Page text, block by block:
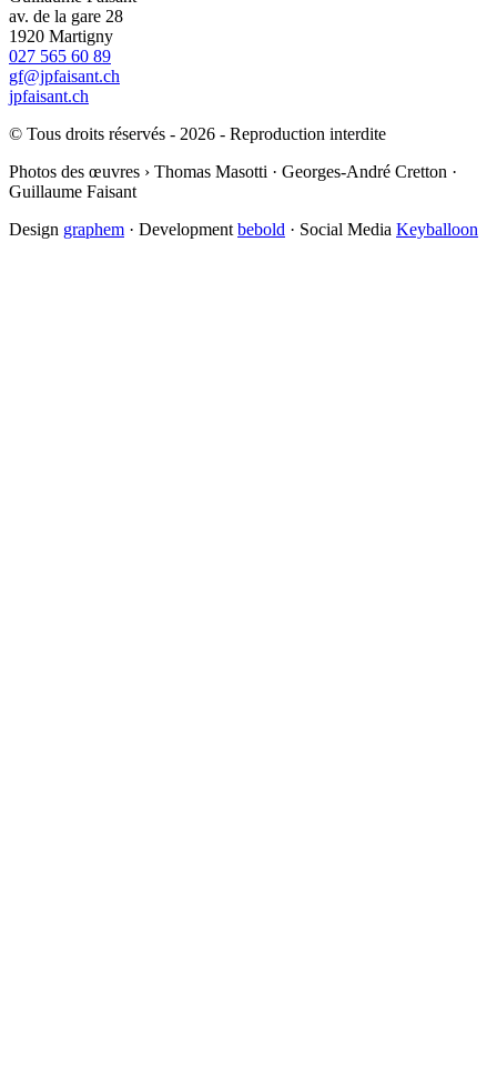
av. de la gare 28
1920 Martigny
027 565 60 89
gf@jpfaisant.ch
jpfaisant.ch
© Tous droits réservés - 2026 - Reproduction interdite
Photos des œuvres › Thomas Masotti · Georges-André Cretton ·
Guillaume Faisant
Design graphem · Development bebold · Social Media Keyballoon